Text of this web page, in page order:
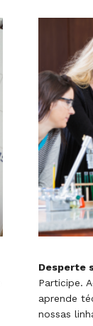
Desperte
Participe.
aprende
nossas